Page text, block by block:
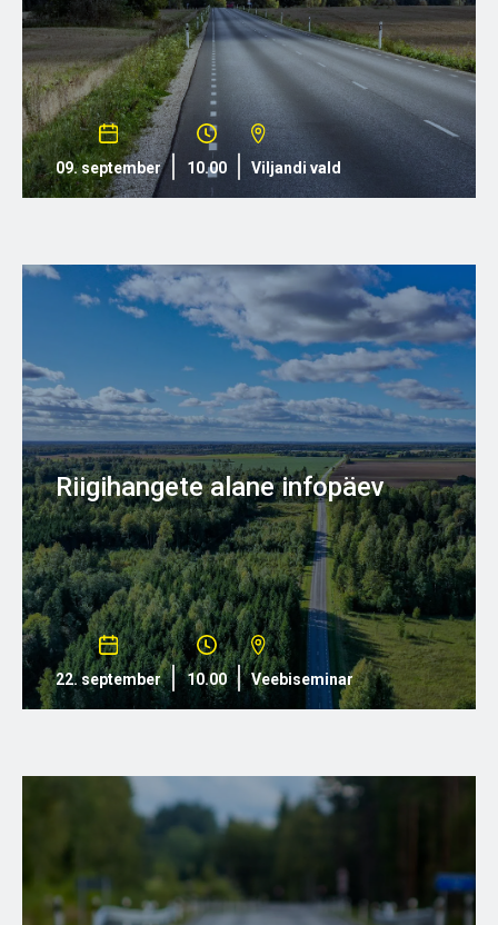
09. september 10.00 Viljandi vald
Riigihangete alane infopäev
22. september 10.00 Veebiseminar